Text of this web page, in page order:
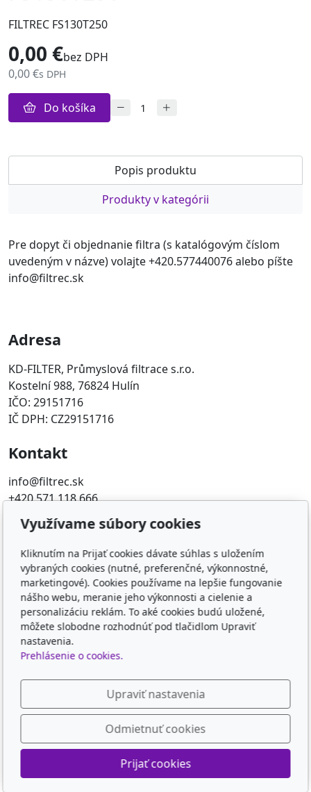
FILTREC FS130T250
0,00 €bez DPH
0,00 €s DPH
Do košíka
Popis produktu
Produkty v kategórii
Pre dopyt či objednanie filtra (s katalógovým číslom
uvedeným v názve) volajte +420.577440076 alebo píšte
info@filtrec.sk
Adresa
KD-FILTER, Průmyslová filtrace s.r.o.
Kostelní 988, 76824 Hulín
IČO: 29151716
IČ DPH: CZ29151716
Kontakt
info@filtrec.sk
+420 571 118 666
Obľúbené odkazy
FILTR-FILTRY.CZ
FILTER-FILTERS.EU
KD-FILTER
KD-FILTER, Průmyslová filtrace s.r.o. - HYDRAULICKÉ
FILTRY, PRŮM
Sledujte nás
© 2026KD-FILTER, Průmyslová filtrace s.r.o.
PoháňanýinPages AI
Využívame súbory cookies
Kliknutím na Prijať cookies dávate súhlas s uložením
vybraných cookies (nutné, preferenčné, výkonnostné,
marketingové). Cookies používame na lepšie fungovanie
nášho webu, meranie jeho výkonnosti a cielenie a
personalizáciu reklám. To aké cookies budú uložené,
môžete slobodne rozhodnúť pod tlačidlom Upraviť
nastavenia.
Prehlásenie o cookies.
Upraviť nastavenia
Odmietnuť cookies
Prijať cookies